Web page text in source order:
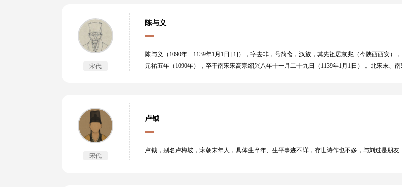
宋代
陈与义
陈与义（1090年—1139年1月1日 [1]），字去非，号简斋，汉族，其先祖居京兆（今陕西西安
元祐五年（1090年），卒于南宋宋高宗绍兴八年十一月二十九日（1139年1月1日） 。北宋末、
宋代
卢钺
卢钺，别名卢梅坡，宋朝末年人，具体生卒年、生平事迹不详，存世诗作也不多，与刘过是朋友